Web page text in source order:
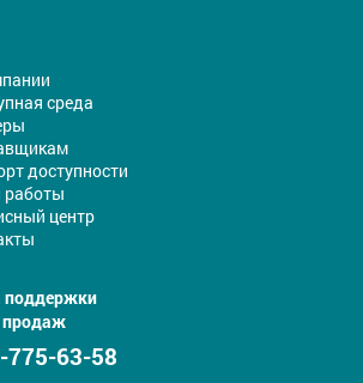
среда
доступности
центр
поддержки
продаж
775-63-58